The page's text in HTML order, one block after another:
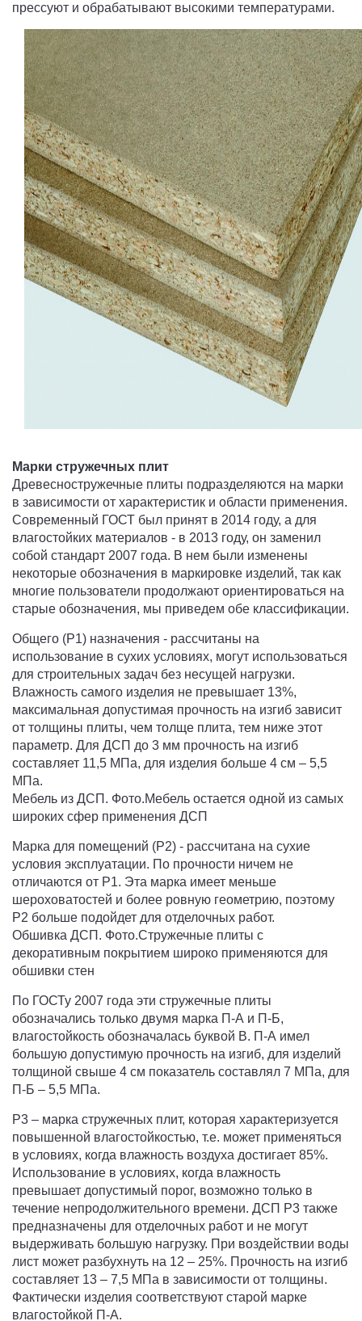
прессуют и обрабатывают высокими температурами.
Марки стружечных плит
Древесностружечные плиты подразделяются на марки
в зависимости от характеристик и области применения.
Современный ГОСТ был принят в 2014 году, а для
влагостойких материалов - в 2013 году, он заменил
собой стандарт 2007 года. В нем были изменены
некоторые обозначения в маркировке изделий, так как
многие пользователи продолжают ориентироваться на
старые обозначения, мы приведем обе классификации.
Общего (Р1) назначения - рассчитаны на
использование в сухих условиях, могут использоваться
для строительных задач без несущей нагрузки.
Влажность самого изделия не превышает 13%,
максимальная допустимая прочность на изгиб зависит
от толщины плиты, чем толще плита, тем ниже этот
параметр. Для ДСП до 3 мм прочность на изгиб
составляет 11,5 МПа, для изделия больше 4 см – 5,5
МПа.
Мебель из ДСП. Фото.Мебель остается одной из самых
широких сфер применения ДСП
Марка для помещений (P2) - рассчитана на сухие
условия эксплуатации. По прочности ничем не
отличаются от P1. Эта марка имеет меньше
шероховатостей и более ровную геометрию, поэтому
P2 больше подойдет для отделочных работ.
Обшивка ДСП. Фото.Стружечные плиты с
декоративным покрытием широко применяются для
обшивки стен
По ГОСТу 2007 года эти стружечные плиты
обозначались только двумя марка П-А и П-Б,
влагостойкость обозначалась буквой В. П-А имел
большую допустимую прочность на изгиб, для изделий
толщиной свыше 4 см показатель составлял 7 МПа, для
П-Б – 5,5 МПа.
P3 – марка стружечных плит, которая характеризуется
повышенной влагостойкостью, т.е. может применяться
в условиях, когда влажность воздуха достигает 85%.
Использование в условиях, когда влажность
превышает допустимый порог, возможно только в
течение непродолжительного времени. ДСП P3 также
предназначены для отделочных работ и не могут
выдерживать большую нагрузку. При воздействии воды
лист может разбухнуть на 12 – 25%. Прочность на изгиб
составляет 13 – 7,5 МПа в зависимости от толщины.
Фактически изделия соответствуют старой марке
влагостойкой П-А.